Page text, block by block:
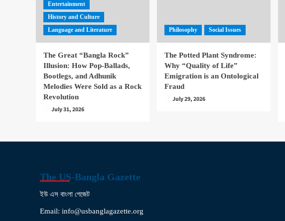
Entertainment
History and Culture
Language and Literature
The Great “Bangla Rock”
Illusion: How Pop-Ballads,
Bootlegs, and Adhunik
Melodies Were Sold as a Rock
Revolution
July 31, 2026
Philosophy Social Issues
The Potted Plant Syndrome:
Why “Quality of Life”
Emigration is an Ontological
Fraud
July 29, 2026
The US-Bangla Gazette
ইউ এস বাংলা গেজেট
Email: info@usbanglagazette.org